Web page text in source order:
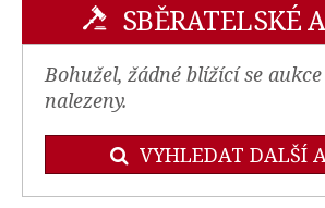
SBĚRATELSKÉ
Bohužel, žádné blížící se
nalezeny.
VYHLEDAT DALŠÍ